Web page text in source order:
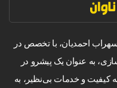
احمدیان، با تخصص در
به عنوان یک پیشرو در
کیفیت و خدمات بی‌نظیر، به